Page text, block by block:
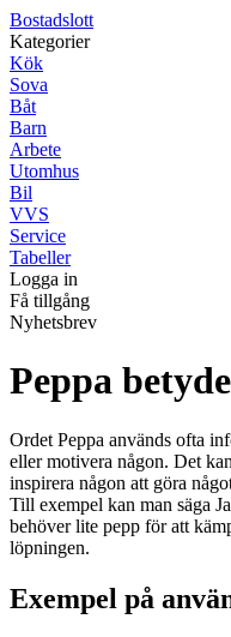
Bostadslott
Kategorier
Kök
Sova
Båt
Barn
Arbete
Utomhus
Bil
VVS
Service
Tabeller
Logga in
Få tillgång
Nyhetsbrev
Peppa
Ordet Peppa används ofta
eller motivera någon. Det
inspirera någon att göra
Till exempel kan man säga
behöver lite pepp för att
löpningen.
Exempel på